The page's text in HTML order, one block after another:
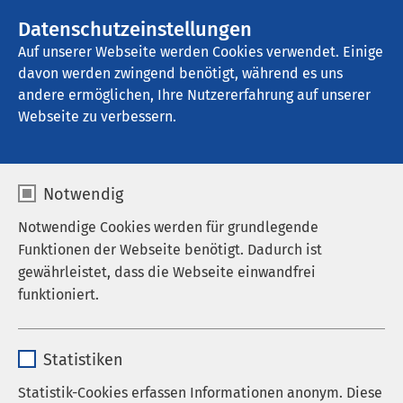
Datenschutzeinstellungen
Auf unserer Webseite werden Cookies verwendet. Einige
davon werden zwingend benötigt, während es uns
andere ermöglichen, Ihre Nutzererfahrung auf unserer
Webseite zu verbessern.
Notwendig
Notwendige Cookies werden für grundlegende
Funktionen der Webseite benötigt. Dadurch ist
gewährleistet, dass die Webseite einwandfrei
funktioniert.
Anbieter sgalinski
Statistiken
Statistik-Cookies erfassen Informationen anonym. Diese
AMEOS Privatklinikum Bad Aussee